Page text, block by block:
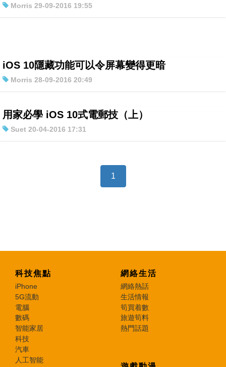
Morris 29-09-2016 19:55
iOS 10隱藏功能可以令屏幕變得更暗
Morris 28-09-2016 20:49
用家必學 iOS 10式電郵技（上）
Suet 20-04-2016 17:31
1
科技焦點
iPhone
5G流動
電腦
數碼
智能家居
科技
汽車
人工智能
網絡生活
網絡熱話
生活情報
筍買着數
旅遊筍料
熱門話題